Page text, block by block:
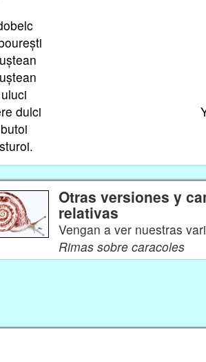
dulci
Otras versiones y
relativas
Vengan a ver nuestras
Rimas sobre caracoles